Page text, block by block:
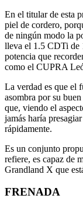
En el titular de esta
piel de cordero,
de ningún modo la
lleva el 1.5 CDTi de
potencia que
como el CUPRA
La verdad es que el
asombra por su
que, viendo el
jamás haría
rápidamente.
Es un conjunto
refiere, es capaz de
Grandland X que
FRENADA